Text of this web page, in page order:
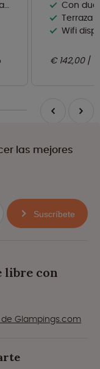
Con
Terraza
Wifi
€ 142,00
las mejores
Suscríbete
libre con
Glampings.com